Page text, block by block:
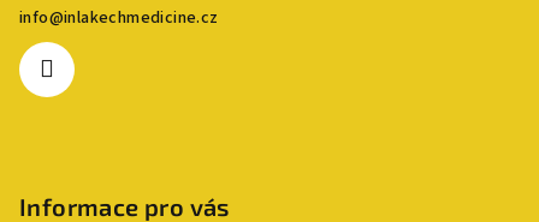
info@inlakechmedicine.cz
Informace pro vás